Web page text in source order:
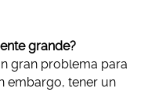
grande?
gran problema para
embargo, tener un